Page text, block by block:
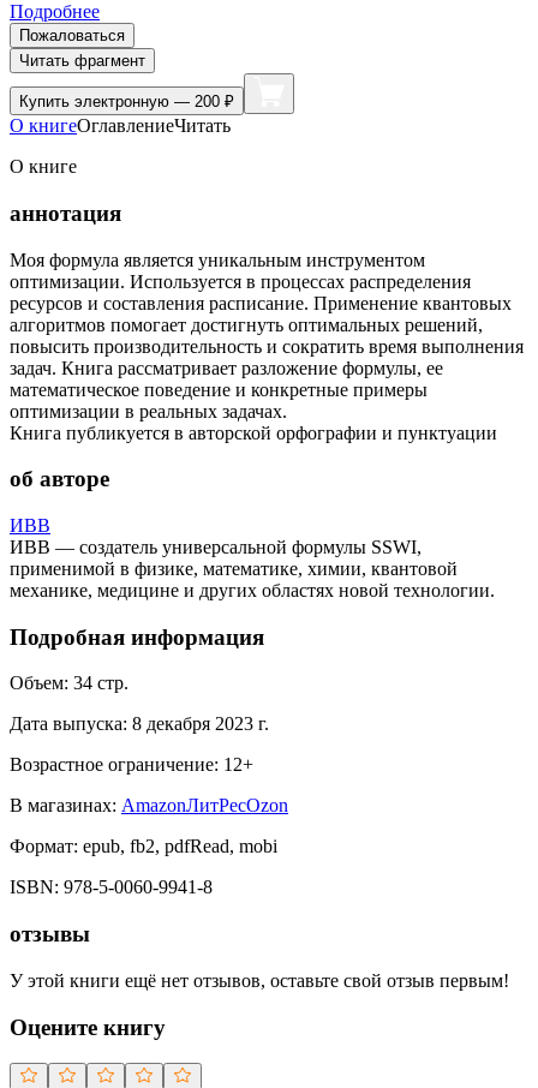
Подробнее
Пожаловаться
Читать фрагмент
Купить электронную — 200 ₽
О книгеОглавлениеЧитать
О книге
аннотация
Моя формула является уникальным инструментом
оптимизации. Используется в процессах распределения
ресурсов и составления расписание. Применение квантовых
алгоритмов помогает достигнуть оптимальных решений,
повысить производительность и сократить время выполнения
задач. Книга рассматривает разложение формулы, ее
математическое поведение и конкретные примеры
оптимизации в реальных задачах.
Книга публикуется в авторской орфографии и пунктуации
об авторе
ИВВ
ИВВ — создатель универсальной формулы SSWI,
применимой в физике, математике, химии, квантовой
механике, медицине и других областях новой технологии.
Подробная информация
Объем: 34 стр.
Дата выпуска: 8 декабря 2023 г.
Возрастное ограничение: 12+
В магазинах: AmazonЛитРесOzon
Формат: epub, fb2, pdfRead, mobi
ISBN: 978-5-0060-9941-8
отзывы
У этой книги ещё нет отзывов, оставьте свой отзыв первым!
Оцените книгу